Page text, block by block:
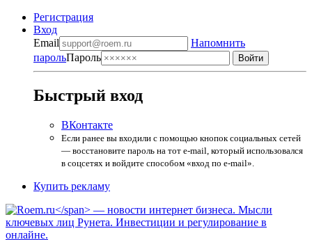
Регистрация
Вход
Email
Напомнить
парольПароль
Быстрый вход
ВКонтакте
Если ранее вы входили с помощью кнопок социальных сетей
— восстановите пароль на тот e-mail, который использовался
в соцсетях и войдите способом «вход по e-mail».
Купить рекламу